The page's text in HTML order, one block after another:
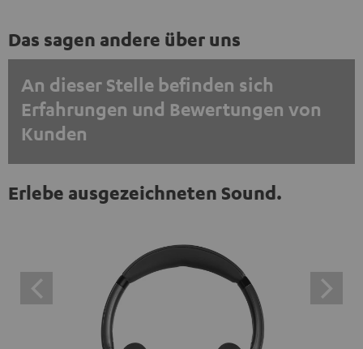
Das sagen andere über uns
An dieser Stelle befinden sich
Erfahrungen und Bewertungen von
Kunden
EINMALIG ZUSTIMMEN UND ANZEIGEN
Trustpilot‑Bewertungen sind externe Inhalte. Der
externe Inhalt kann hier mit nur einem Klick angezeigt
werden. Mit dem Anklicken des Inhalts wird zugestimmt,
dass externe Inhalte angezeigt werden. Dabei können
personenbezogene Daten an Drittplattformen
Erlebe ausgezeichneten Sound.